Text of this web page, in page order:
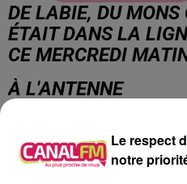
DE LABIE, DU MONS
ÉTAIT DANS LA
CE MERCREDI
À L'ANTENNE
Le respect
notre